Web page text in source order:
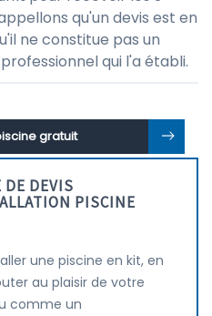
qu'un devis est en
ne constitue pas un
qui l'a établi.
gratuit
DEVIS
PISCINE
une piscine en kit, en
au plaisir de votre
comme un